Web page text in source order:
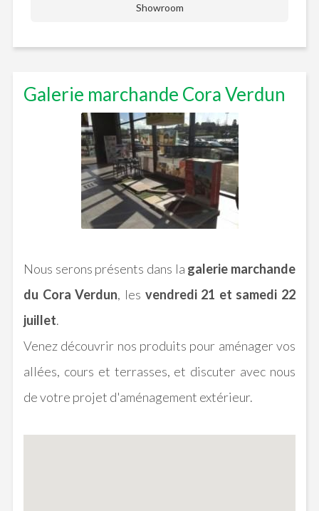
Showroom
Galerie marchande Cora Verdun
Nous serons présents dans la galerie marchande
du Cora Verdun, les vendredi 21 et samedi 22
juillet.
Venez découvrir nos produits pour aménager vos
allées, cours et terrasses, et discuter avec nous
de votre projet d'aménagement extérieur.